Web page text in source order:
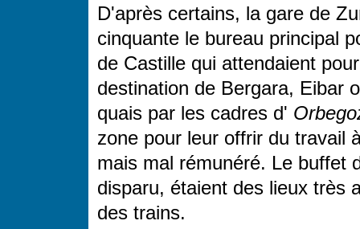
D'après certains, la gare de
cinquante le bureau principal
de Castille qui attendaient
destination de Bergara, Eibar
quais par les cadres d'
zone pour leur offrir du travail
mais mal rémunéré. Le buffet
disparu, étaient des lieux très
des trains.